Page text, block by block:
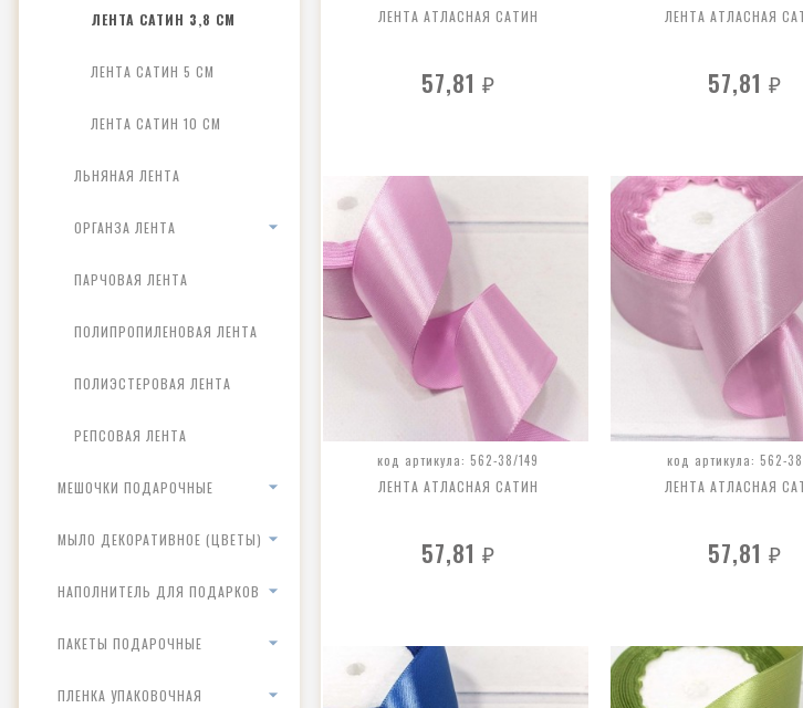
ЛЕНТА САТИН 3,8 СМ
ЛЕНТА САТИН 5 СМ
ЛЕНТА САТИН 10 СМ
ЛЬНЯНАЯ ЛЕНТА
ОРГАНЗА ЛЕНТА
ПАРЧОВАЯ ЛЕНТА
ПОЛИПРОПИЛЕНОВАЯ ЛЕНТА
ПОЛИЭСТЕРОВАЯ ЛЕНТА
РЕПСОВАЯ ЛЕНТА
МЕШОЧКИ ПОДАРОЧНЫЕ
МЫЛО ДЕКОРАТИВНОЕ (ЦВЕТЫ)
НАПОЛНИТЕЛЬ ДЛЯ ПОДАРКОВ
ПАКЕТЫ ПОДАРОЧНЫЕ
ПЛЕНКА УПАКОВОЧНАЯ
ЛЕНТА АТЛАСНАЯ САТИН
57,81 ₽
ЛЕНТА АТЛАСНАЯ
57,81₽
код артикула: 562-38/149
ЛЕНТА АТЛАСНАЯ САТИН
57,81 ₽
код артикула: 562-
ЛЕНТА АТЛАСНАЯ
57,81₽